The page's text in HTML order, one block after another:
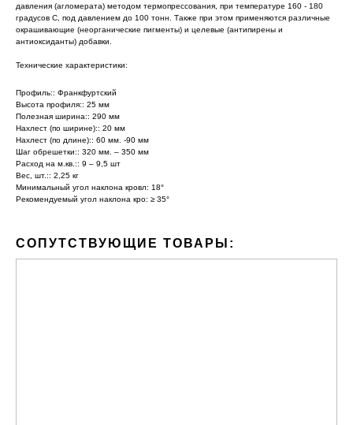
давления (агломерата) методом термопрессования, при температуре 160 - 180
градусов С, под давлением до 100 тонн. Также при этом применяются различные
окрашивающие (неорганические пигменты) и целевые (антипирены и
антиоксиданты) добавки.
Технические характеристики:
Профиль:: Франкфуртский
Высота профиля:: 25 мм
Полезная ширина:: 290 мм
Нахлест (по ширине):: 20 мм
Нахлест (по длине):: 60 мм. -90 мм
Шаг обрешетки:: 320 мм. – 350 мм
Расход на м.кв.:: 9 – 9,5 шт
Вес, шт.:: 2,25 кг
Минимальный угол наклона кровл: 18°
Рекомендуемый угол наклона кро: ≥ 35°
СОПУТСТВУЮЩИЕ ТОВАРЫ: